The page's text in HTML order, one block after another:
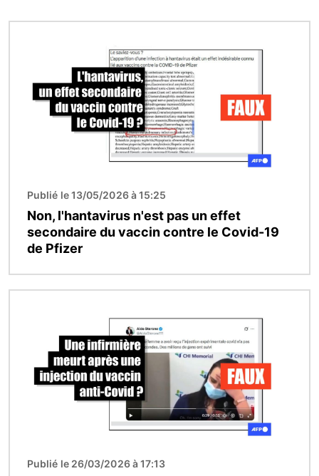
Publié le 13/05/2026 à 15:25
Non, l'hantavirus n'est pas un effet
secondaire du vaccin contre le Covid-19
de Pfizer
Publié le 26/03/2026 à 17:13